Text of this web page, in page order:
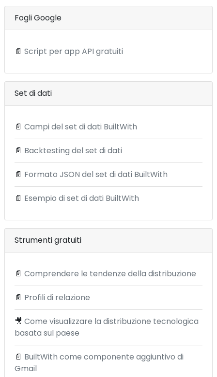
Fogli Google
📄 Script per app API gratuiti
Set di dati
📄 Campi del set di dati BuiltWith
📄 Backtesting del set di dati
📄 Formato JSON del set di dati BuiltWith
📄 Esempio di set di dati BuiltWith
Strumenti gratuiti
📄 Comprendere le tendenze della distribuzione
📄 Profili di relazione
🎥 Come visualizzare la distribuzione tecnologica
basata sul paese
📄 BuiltWith come componente aggiuntivo di
Gmail